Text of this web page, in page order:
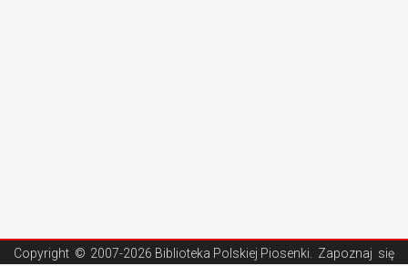
Copyright © 2007-2026 Biblioteka Polskiej Piosenki . Zapoznaj się